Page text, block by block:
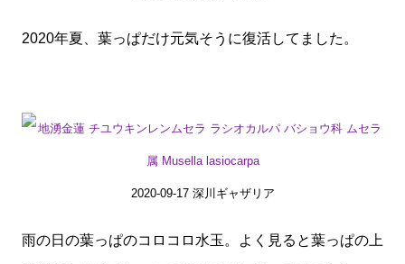
2020年夏、葉っぱだけ元気そうに復活してました。
2020-09-17 深川ギャザリア
雨の日の葉っぱのコロコロ水玉。よく見ると葉っぱの上